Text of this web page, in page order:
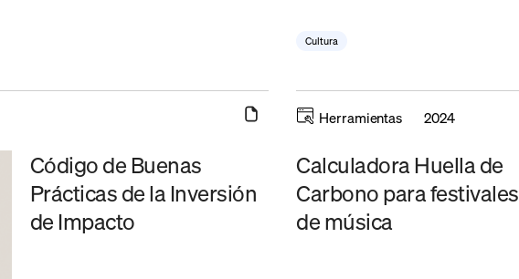
Cultura
Código de Buenas
Prácticas de la Inversión
de Impacto
Herramientas 2024
Calculadora Huella de
Carbono para festivales
de música